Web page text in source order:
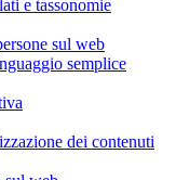
e tassonomie
sul web
semplice
dei contenuti